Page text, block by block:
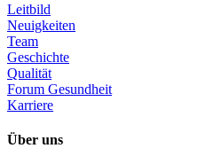
Leitbild
Neuigkeiten
Team
Geschichte
Qualität
Forum Gesundheit
Karriere
Über uns